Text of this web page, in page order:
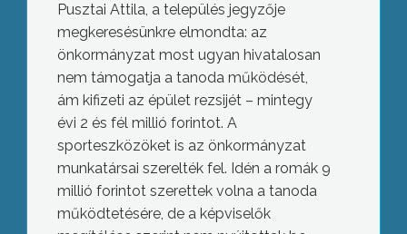
Pusztai Attila, a település jegyzője
megkeresésünkre elmondta: az
önkormányzat most ugyan hivatalosan
nem támogatja a tanoda működését,
ám kifizeti az épület rezsijét – mintegy
évi 2 és fél millió forintot. A
sporteszközöket is az önkormányzat
munkatársai szerelték fel. Idén a romák 9
millió forintot szerettek volna a tanoda
működtetésére, de a képviselők